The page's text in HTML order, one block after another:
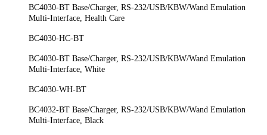
BC4030-BT Base/Charger, RS-232/USB/KBW/Wand Emulation
Multi-Interface, Health Care
BC4030-HC-BT
BC4030-BT Base/Charger, RS-232/USB/KBW/Wand Emulation
Multi-Interface, White
BC4030-WH-BT
BC4032-BT Base/Charger, RS-232/USB/KBW/Wand Emulation
Multi-Interface, Black